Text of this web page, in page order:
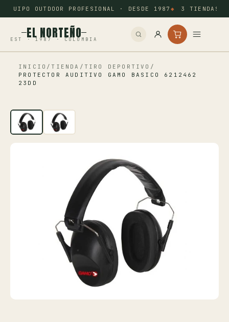
EQUIPO OUTDOOR PROFESIONAL · DESDE 1987 3 TIENDAS:
EL NORTEÑO
EST · 1987 · COLOMBIA
Inicio
Camping
Tiro Deportivo
Ver toda la tienda →
INICIO / TIENDA / TIRO DEPORTIVO /
PROTECTOR AUDITIVO GAMO BASICO 6212462
23DD